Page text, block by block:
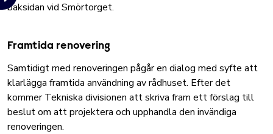
baksidan vid Smörtorget.
Framtida renovering
Samtidigt med renoveringen pågår en dialog med syfte att
klarlägga framtida användning av rådhuset. Efter det
kommer Tekniska divisionen att skriva fram ett förslag till
beslut om att projektera och upphandla den invändiga
renoveringen.